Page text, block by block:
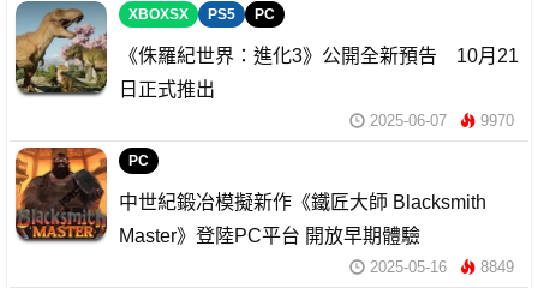
XBOXSX PS5 PC
《侏羅紀世界：進化3》公開全新預告 10月21
日正式推出
2025-06-07 9970
PC
中世紀鍛冶模擬新作《鐵匠大師 Blacksmith
Master》登陸PC平台 開放早期體驗
2025-05-16 8849